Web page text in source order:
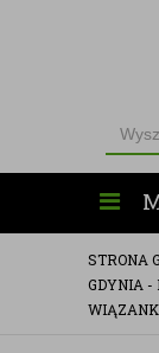
STRONA
GDYNIA -